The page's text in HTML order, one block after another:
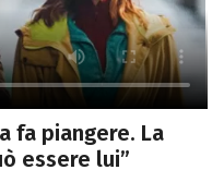
fa piangere. La
essere lui”